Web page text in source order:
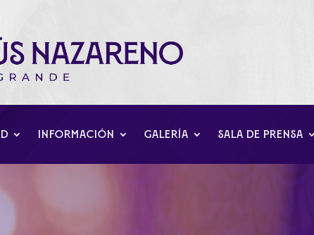
INFORMACIÓN GALERÍA SALA DE PRENSA